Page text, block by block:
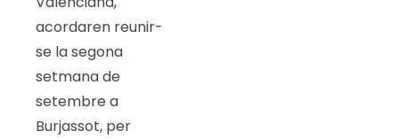
acordaren reunir-
se la segona
setmana de
setembre a
Burjassot, per